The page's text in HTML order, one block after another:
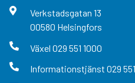
Verkstadsgatan 13
00580 Helsingfors
Växel 029 551 1000
Informationstjänst 029